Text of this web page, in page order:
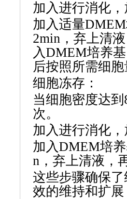
加入进行消化
加入适量
2min，弃上清
入DMEM培养
后按照所需细
细胞冻存 ‌：
当细胞密度达到
次。
加入进行消化
加入DMEM培
n，弃上清液，
这些步骤确保
效的维持和扩